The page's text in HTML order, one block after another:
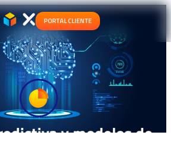
PORTAL CLIENTE
y modelos de